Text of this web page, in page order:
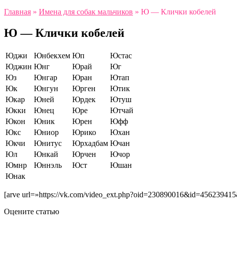
Главная » Имена для собак мальчиков » Ю — Клички кобелей
Ю — Клички кобелей
Юджи Юнбекхем Юп
Юстас
Юджин Юнг Юрай
Юг
Юз
Юнгар Юран
Ютап
Юк
Юнгун Юрген
Ютик
Юкар
Юней Юрдек
Ютуш
Юкки
Юнец Юре
Ютчай
Юкон
Юник Юрен
Юфф
Юкс
Юниор Юрико
Юхан
Юкчи
Юнитус Юрхадбам Ючан
Юл
Юнкай Юрчен
Ючор
Юмнр
Юннэль Юст
Юшан
Юнак
[arve url=»https://vk.com/
Оцените статью